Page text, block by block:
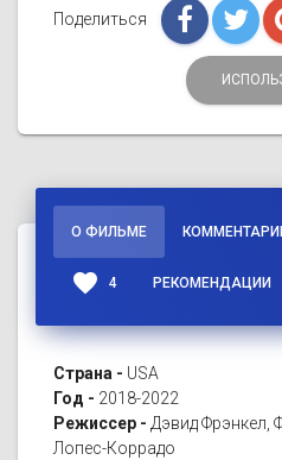
Поделиться
О ФИЛЬМЕ
favorite 4 РЕКОМЕНДАЦИИ
Страна - USA
Год - 2018-2022
Режиссер - Дэвид Фрэнкел,
Лопес-Коррадо